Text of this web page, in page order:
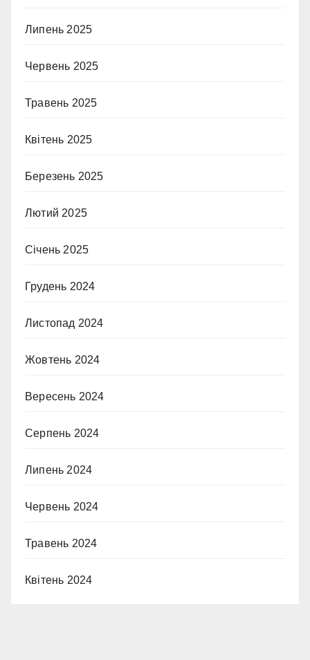
Липень 2025
Червень 2025
Травень 2025
Квітень 2025
Березень 2025
Лютий 2025
Січень 2025
Грудень 2024
Листопад 2024
Жовтень 2024
Вересень 2024
Серпень 2024
Липень 2024
Червень 2024
Травень 2024
Квітень 2024